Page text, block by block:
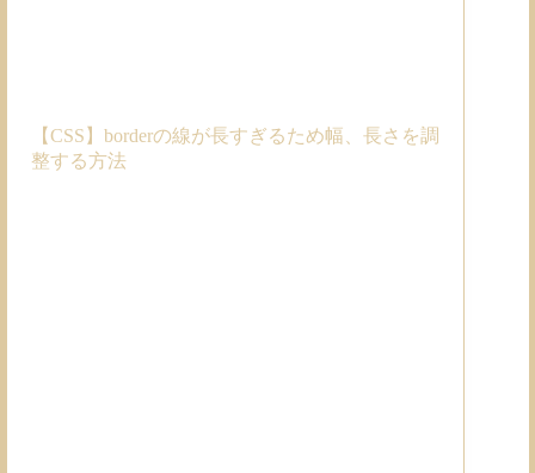
【CSS】borderの線が長すぎるため幅、長さを調
整する方法